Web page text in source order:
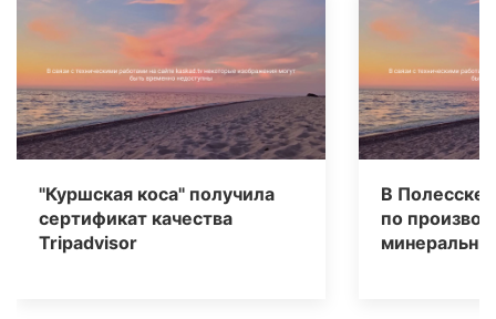
"Куршская коса" получила
сертификат качества
Tripаdvisor
В Полесске
по